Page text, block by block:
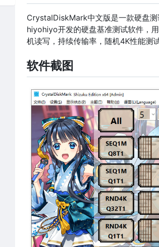
CrystalDiskMark中文版是一款硬盘
hiyohiyo开发的硬盘基准测试软件，
机读写，持续传输率，随机4K性能测试
软件截图